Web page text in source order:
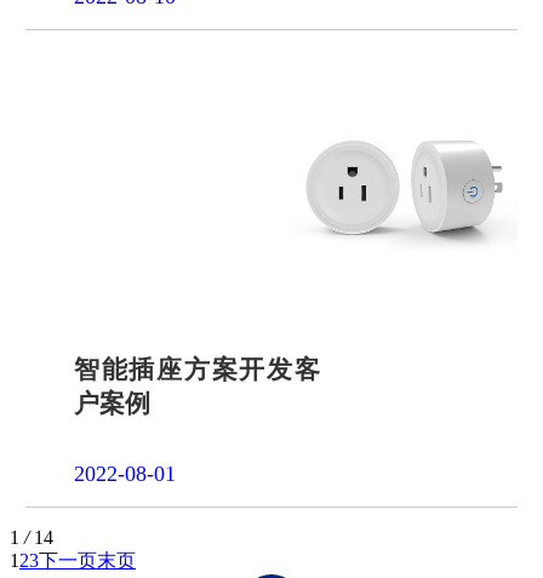
智能插座方案开发客
户案例
2022-08-01
1 / 14
1 23下一页末页